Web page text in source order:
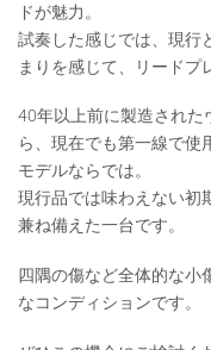
ドが魅力。
試奏した感じでは、現行
まりを感じて、リードプ
40年以上前に製造され
ら、現在でも第一線で使
モデルならでは。
現行品では味わえない初
兼ね備えた一台です。
四隅の傷など全体的な小
なコンディションです。